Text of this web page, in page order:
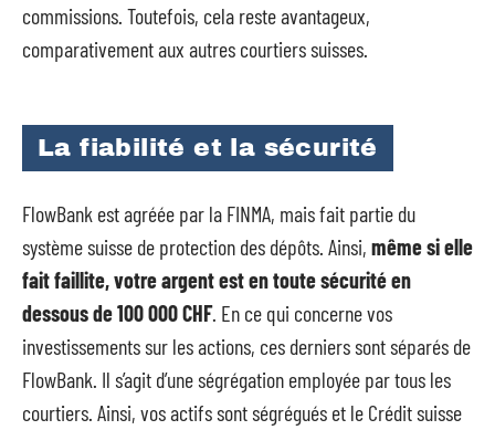
commissions. Toutefois, cela reste avantageux,
comparativement aux autres courtiers suisses.
La fiabilité et la sécurité
FlowBank est agréée par la FINMA, mais fait partie du
système suisse de protection des dépôts. Ainsi, même si elle
fait faillite, votre argent est en toute sécurité en
dessous de 100 000 CHF. En ce qui concerne vos
investissements sur les actions, ces derniers sont séparés de
FlowBank. Il s’agit d’une ségrégation employée par tous les
courtiers. Ainsi, vos actifs sont ségrégués et le Crédit suisse